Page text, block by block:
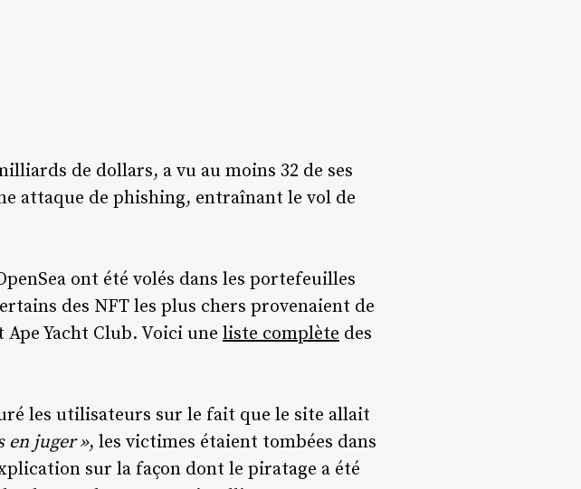
de dollars, a vu au moins 32 de ses
attaque de phishing, entraînant le vol de
ont été volés dans les portefeuilles
des NFT les plus chers provenaient de
Yacht Club. Voici une liste complète des
les utilisateurs sur le fait que le site allait
en juger », les victimes étaient tombées dans
sur la façon dont le piratage a été